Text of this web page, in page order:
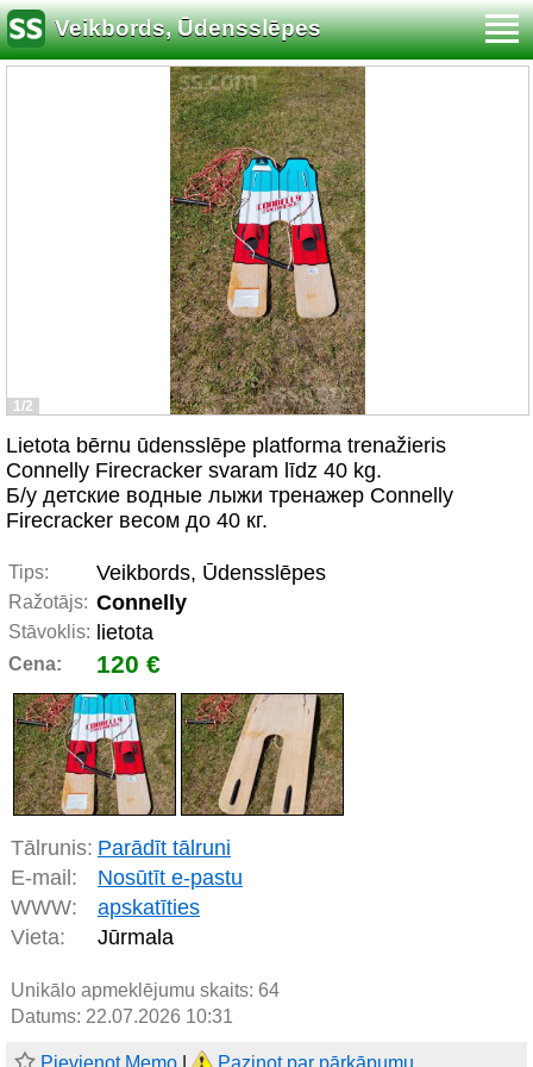
Veikbords, Ūdensslēpes
1/2
Lietota bērnu ūdensslēpe platforma trenažieris
Connelly Firecracker svaram līdz 40 kg.
Б/у детские водные лыжи тренажер Connelly
Firecracker весом до 40 кг.
Tips: Veikbords, Ūdensslēpes
Ražotājs: Connelly
Stāvoklis: lietota
Cena: 120 €
Tālrunis: Parādīt tālruni
E-mail:
Nosūtīt e-pastu
WWW:
apskatīties
Vieta:
Jūrmala
Unikālo apmeklējumu skaits: 64
Datums: 22.07.2026 10:31
Pievienot Memo Paziņot par pārkāpumu